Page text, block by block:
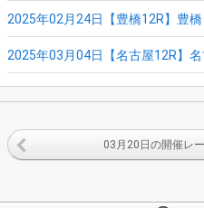
2025年02月24日【豊橋12R】 豊
2025年03月04日【名古屋12R】
03月20日の開催レ